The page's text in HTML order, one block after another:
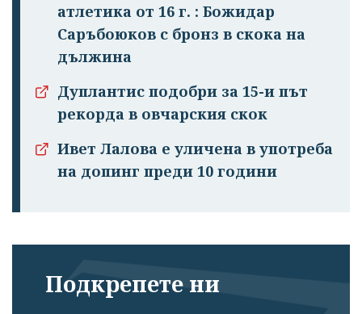
атлетика от 16 г. : Божидар
Саръбоюков с бронз в скока на
дължина
Дуплантис подобри за 15-и път
рекорда в овчарския скок
Ивет Лалова е уличена в употреба
на допинг преди 10 години
Подкрепете ни